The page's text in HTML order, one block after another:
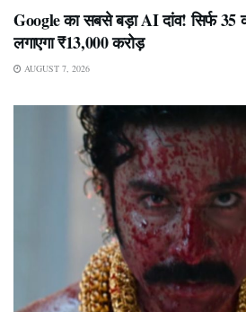
Google का सबसे बड़ा AI दांव! सिर्फ 35
लगाएगा ₹13,000 करोड़
AUGUST 7, 2026